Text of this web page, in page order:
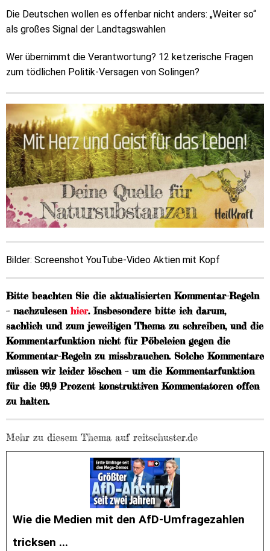
Die Deutschen wollen es offenbar nicht anders: „Weiter so“
als großes Signal der Landtagswahlen
Wer übernimmt die Verantwortung? 12 ketzerische Fragen
zum tödlichen Politik-Versagen von Solingen?
Bilder: Screenshot YouTube-Video Aktien mit Kopf
Bitte beachten Sie die aktualisierten Kommentar-Regeln
– nachzulesenhier. Insbesondere bitte ich darum,
sachlich und zum jeweiligen Thema zu schreiben, und die
Kommentarfunktion nicht für Pöbeleien gegen die
Kommentar-Regeln zu missbrauchen. Solche Kommentare
müssen wir leider löschen – um die Kommentarfunktion
für die 99,9 Prozent konstruktiven Kommentatoren offen
zu halten.
Mehr zu diesem Thema auf reitschuster.de
Wie die Medien mit den AfD-Umfragezahlen
tricksen ...